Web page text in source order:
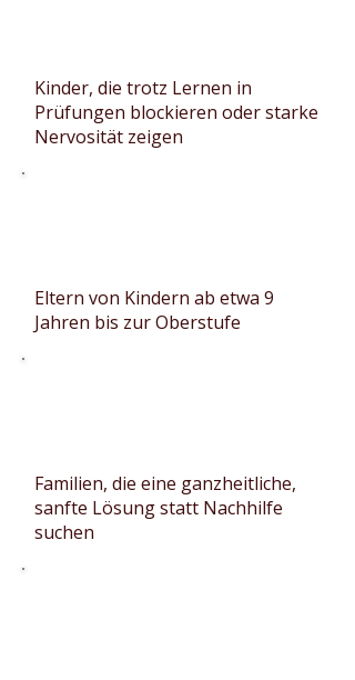
Kinder, die trotz Lernen in
Prüfungen blockieren oder starke
Nervosität zeigen
Eltern von Kindern ab etwa 9
Jahren bis zur Oberstufe
Familien, die eine ganzheitliche,
sanfte Lösung statt Nachhilfe
suchen